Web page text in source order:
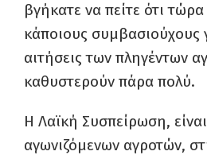
βγήκατε να πείτε ότι
κάποιους συμβασιούχους
αιτήσεις των πληγέντων
καθυστερούν πάρα πολύ.
Η Λαϊκή Συσπείρωση,
αγωνιζόμενων αγροτών,